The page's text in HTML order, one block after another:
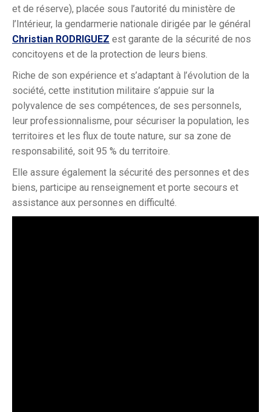
et de réserve), placée sous l’autorité du ministère de
l’Intérieur, la gendarmerie nationale dirigée par le général
Christian RODRIGUEZ est garante de la sécurité de nos
concitoyens et de la protection de leurs biens.
Riche de son expérience et s’adaptant à l’évolution de la
société, cette institution militaire s’appuie sur la
polyvalence de ses compétences, de ses personnels,
leur professionnalisme, pour sécuriser la population, les
territoires et les flux de toute nature, sur sa zone de
responsabilité, soit 95 % du territoire.
Elle assure également la sécurité des personnes et des
biens, participe au renseignement et porte secours et
assistance aux personnes en difficulté.